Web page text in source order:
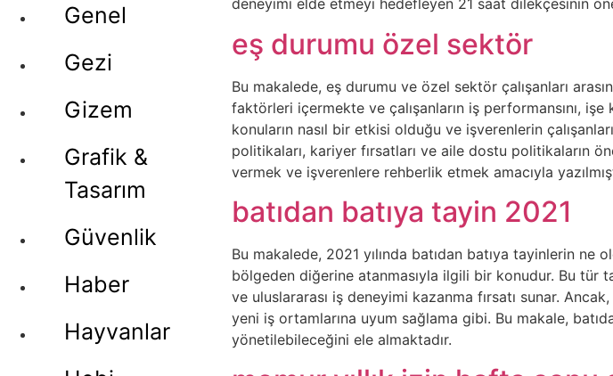
Genel
Gezi
Gizem
Grafik &
Tasarım
Güvenlik
Haber
Hayvanlar
deneyimi elde etmeyi hedefleyen 21 saat dilekçesinin
eş durumu özel sektör
Bu makalede, eş durumu ve özel sektör çalışanları
faktörleri içermekte ve çalışanların iş performansını,
konuların nasıl bir etkisi olduğu ve işverenlerin
politikaları, kariyer fırsatları ve aile dostu politikaların
vermek ve işverenlere rehberlik etmek amacıyla
batıdan batıya tayin 2021
Bu makalede, 2021 yılında batıdan batıya tayinlerin ne
bölgeden diğerine atanmasıyla ilgili bir konudur. Bu tür
ve uluslararası iş deneyimi kazanma fırsatı sunar.
yeni iş ortamlarına uyum sağlama gibi. Bu makale,
yönetilebileceğini ele almaktadır.